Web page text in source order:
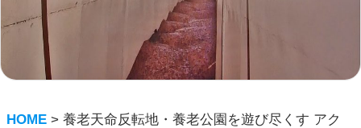
HOME >養老天命反転地・養老公園を遊び尽くす アク